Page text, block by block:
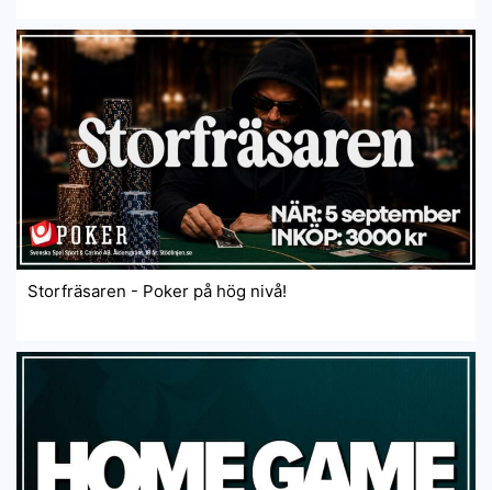
Storfräsaren - Poker på hög nivå!